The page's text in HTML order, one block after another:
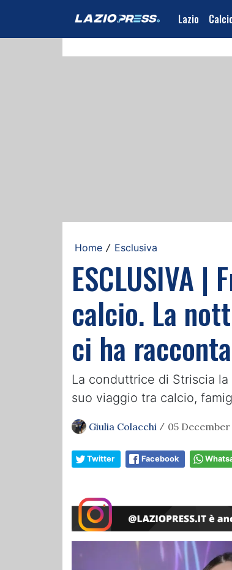
Lazio
Home / Esclusiva
ESCLUSIVA
calcio. La
ci ha
La conduttrice di Striscia
suo viaggio tra calcio,
Giulia Colacchi / 05 December
Twitter Facebook